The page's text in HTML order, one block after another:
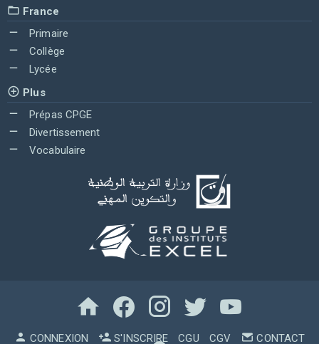
France
Primaire
Collège
Lycée
Plus
Prépas CPGE
Divertissement
Vocabulaire
CONNEXION S'INSCRIRE CGU CGV CONTACT